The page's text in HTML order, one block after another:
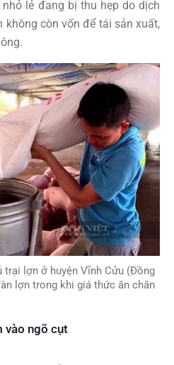
lẻ đang bị thu hẹp do dịch
không còn vốn để tái sản xuất,
trại lợn ở huyện Vĩnh Cửu (Đồng
lợn trong khi giá thức ăn chăn
vào ngõ cụt